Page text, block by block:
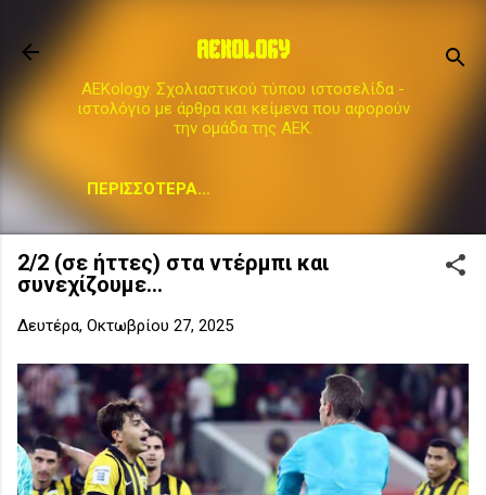
AEKOLOGY
AEKology. Σχολιαστικού τύπου ιστοσελίδα -
ιστολόγιο με άρθρα και κείμενα που αφορούν
την ομάδα της ΑΕΚ.
ΠΕΡΙΣΣΌΤΕΡΑ…
2/2 (σε ήττες) στα ντέρμπι και
συνεχίζουμε...
Δευτέρα, Οκτωβρίου 27, 2025